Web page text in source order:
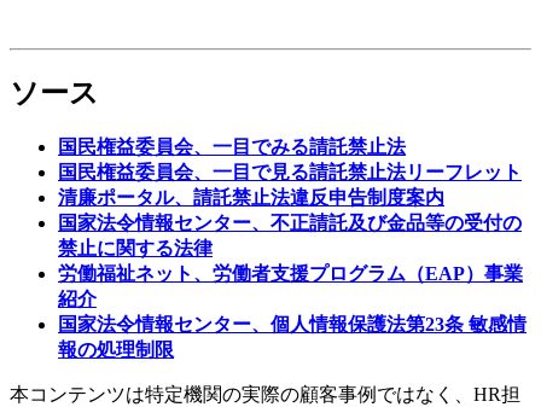
ソース
国民権益委員会、一目でみる請託禁止法
国民権益委員会、一目で見る請託禁止法リーフレット
清廉ポータル、請託禁止法違反申告制度案内
国家法令情報センター、不正請託及び金品等の受付の
禁止に関する法律
労働福祉ネット、労働者支援プログラム（EAP）事業
紹介
国家法令情報センター、個人情報保護法第23条 敏感情
報の処理制限
本コンテンツは特定機関の実際の顧客事例ではなく、HR担